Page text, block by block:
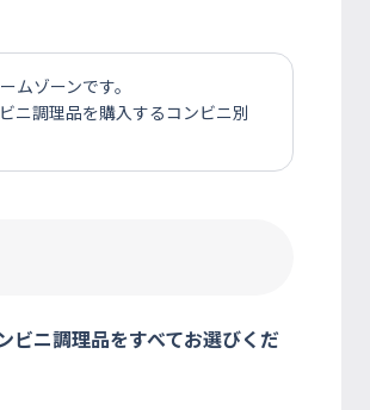
ゾーンです。
ニ調理品を購入するコンビニ別
ビニ調理品をすべてお選びくだ